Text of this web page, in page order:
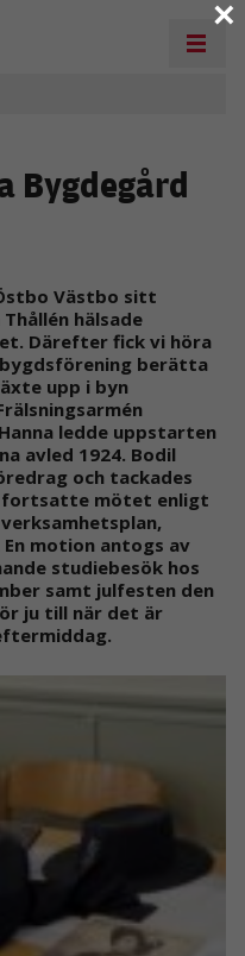
Bygdegård
Västbo sitt
hälsade
Därefter fick vi höra
berätta
upp i byn
ledde uppstarten
avled 1924. Bodil
och tackades
fortsatte mötet enligt
motion antogs av
studiebesök hos
samt julfesten den
ju till när det är
×